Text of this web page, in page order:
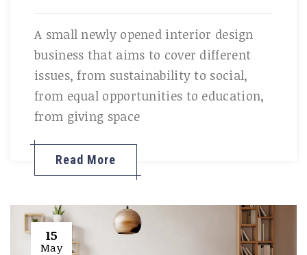
A small newly opened interior design
business that aims to cover different
issues, from sustainability to social,
from equal opportunities to education,
from giving space
Read More
15
May